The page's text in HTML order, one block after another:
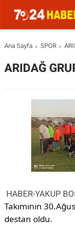
Ana Sayfa SPOR
ARIDAĞ
HABER-YAKUP
Takımının
destan oldu.